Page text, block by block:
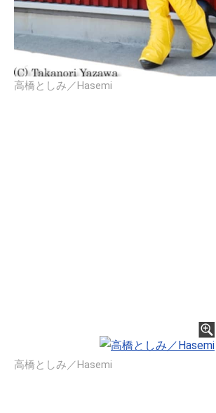
高橋としみ／Hasemi
高橋としみ／Hasemi